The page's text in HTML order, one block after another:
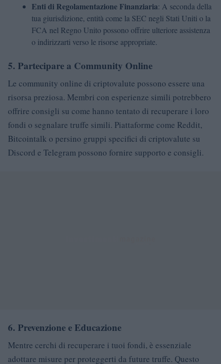
Enti di Regolamentazione Finanziaria: A seconda della
tua giurisdizione, entità come la SEC negli Stati Uniti o la
FCA nel Regno Unito possono offrire ulteriore assistenza
o indirizzarti verso le risorse appropriate.
5. Partecipare a Community Online
Le community online di criptovalute possono essere una
risorsa preziosa. Membri con esperienze simili potrebbero
offrire consigli su come hanno tentato di recuperare i loro
fondi o segnalare truffe simili. Piattaforme come Reddit,
Bitcointalk o persino gruppi specifici di criptovalute su
Discord e Telegram possono fornire supporto e consigli.
6. Prevenzione e Educazione
Mentre cerchi di recuperare i tuoi fondi, è essenziale
adottare misure per proteggerti da future truffe. Questo